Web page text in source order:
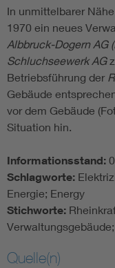
In unmittelbarer
1970 ein neues
Albbruck-Dogern AG
Schluchseewerk AG
Betriebsführung der
Gebäude
vor dem Gebäude
Situation hin.
Informationsstand:
Schlagworte:
Energie; Energy
Stichworte:
Quelle(n)